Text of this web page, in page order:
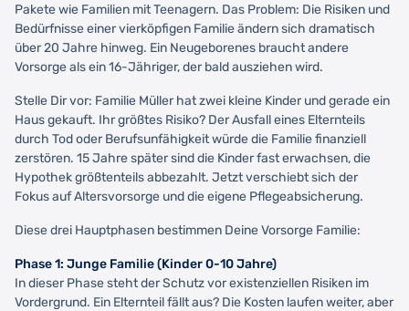
Pakete wie Familien mit Teenagern. Das Problem: Die Risiken und
Bedürfnisse einer vierköpfigen Familie ändern sich dramatisch
über 20 Jahre hinweg. Ein Neugeborenes braucht andere
Vorsorge als ein 16-Jähriger, der bald ausziehen wird.
Stelle Dir vor: Familie Müller hat zwei kleine Kinder und gerade ein
Haus gekauft. Ihr größtes Risiko? Der Ausfall eines Elternteils
durch Tod oder Berufsunfähigkeit würde die Familie finanziell
zerstören. 15 Jahre später sind die Kinder fast erwachsen, die
Hypothek größtenteils abbezahlt. Jetzt verschiebt sich der
Fokus auf Altersvorsorge und die eigene Pflegeabsicherung.
Diese drei Hauptphasen bestimmen Deine Vorsorge Familie:
Phase 1: Junge Familie (Kinder 0-10 Jahre)
In dieser Phase steht der Schutz vor existenziellen Risiken im
Vordergrund. Ein Elternteil fällt aus? Die Kosten laufen weiter, aber